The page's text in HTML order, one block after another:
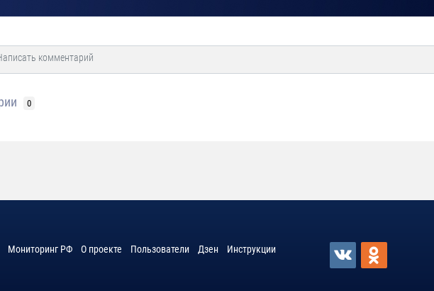
0
Мониторинг РФ О проекте Пользователи Дзен Инструкции